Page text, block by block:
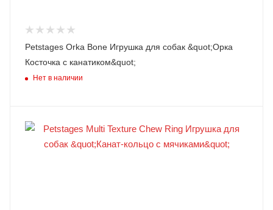
Petstages Orka Bone Игрушка для собак &quot;Орка
Косточка с канатиком&quot;
Нет в наличии